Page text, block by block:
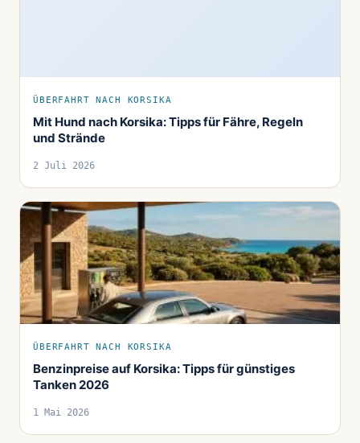
ÜBERFAHRT NACH KORSIKA
Mit Hund nach Korsika: Tipps für Fähre, Regeln
und Strände
2 Juli 2026
ÜBERFAHRT NACH KORSIKA
Benzinpreise auf Korsika: Tipps für günstiges
Tanken 2026
1 Mai 2026